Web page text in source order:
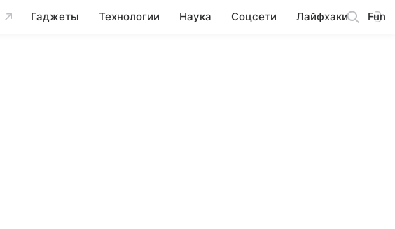
Гаджеты Технологии Наука Соцсети Лайфхаки Fun